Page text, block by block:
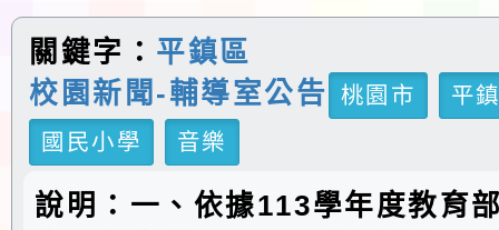
關鍵字： 平鎮區
校園新聞-輔導室公告
桃園市
平
國民小學
音樂
說明：一、依據113學年度教育